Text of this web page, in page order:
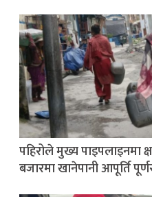
पहिरोले मुख्य पाइपलाइनमा
बजारमा खानेपानी आपूर्ति